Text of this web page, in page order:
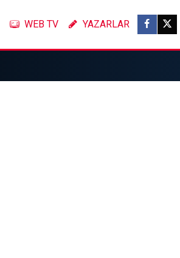
WEB TV YAZARLAR